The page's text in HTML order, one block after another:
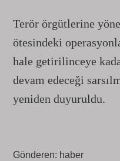
Terör örgütlerine
ötesindeki
hale getirilinceye
devam edeceği
yeniden duyuruldu.
Gönderen: haber